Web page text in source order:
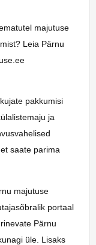
majutuse
Leia Pärnu
pakkumisi
ja
saate parima
majutuse
portaal
Pärnu
üle. Lisaks